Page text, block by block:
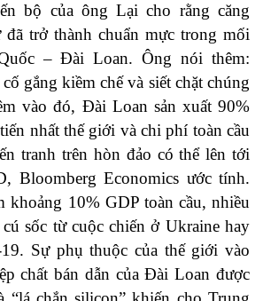
bộ của ông Lại cho rằng căng
trở thành chuẩn mực trong mối
– Đài Loan. Ông nói thêm:
gắng kiềm chế và siết chặt chúng
vào đó, Đài Loan sản xuất 90%
nhất thế giới và chi phí toàn cầu
tranh trên hòn đảo có thể lên tới
Bloomberg Economics ước tính.
khoảng 10% GDP toàn cầu, nhiều
sốc từ cuộc chiến ở Ukraine hay
Sự phụ thuộc của thế giới vào
chất bán dẫn của Đài Loan được